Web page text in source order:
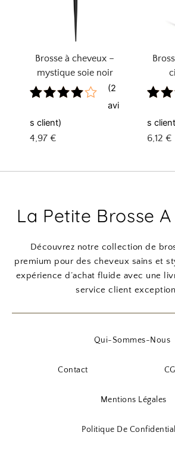
Brosse à cheveux –
mystique soie noir
4.00sur
5 basé
sur
client
(2
avi
s client)
4,97 €
4.00
5
sur
s
6,12 €
La Petite Brosse
Découvrez notre collection de
premium pour des cheveux sains et
expérience d’achat fluide avec une
service client
Qui-Sommes-Nous
Contact
Mentions Légales
Politique De